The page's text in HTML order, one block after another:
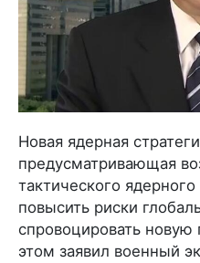
Новая ядерная
предусматривающая
тактического
повысить риски
спровоцировать
этом заявил военный